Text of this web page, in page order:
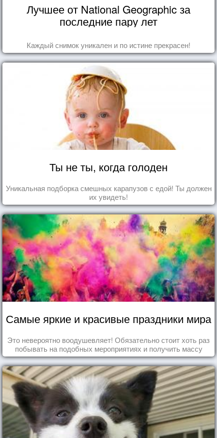
Лучшее от National Geographic за
последние пару лет
Каждый снимок уникален и по истине прекрасен!
Ты не ты, когда голоден
Уникальная подборка смешных карапузов с едой! Ты должен
их увидеть!
Самые яркие и красивые праздники мира
Это невероятно воодушевляет! Обязательно стоит хоть раз
побывать на подобных мероприятиях и получить массу
впечатлений!